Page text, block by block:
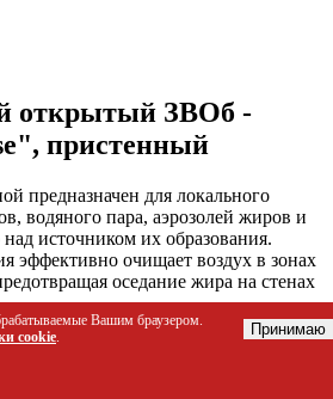
открытый ЗВОб -
пристенный
предназначен для локального
водяного пара, аэрозолей жиров и
источником их образования.
эффективно очищает воздух в зонах
оседание жира на стенах
товар
Вашим браузером.
cookie. Принимаю